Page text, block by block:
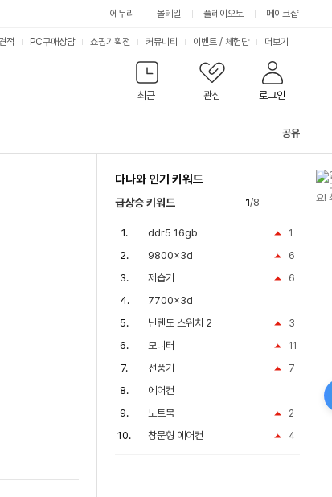
에누리 몰테일 플레이오토 메이크샵
최근 관심 로그인
적 PC구매상담 쇼핑기획전 커뮤니티 이벤트 / 체험단 더보기
공유
다나와 인기 키워드
급상승 키워드 1/8
1
ddr5 16gb
6
9800x3d
6
제습기
7700x3d
3
닌텐도 스위치 2
11
모니터
7
선풍기
에어컨
2
노트북
4
창문형 에어컨